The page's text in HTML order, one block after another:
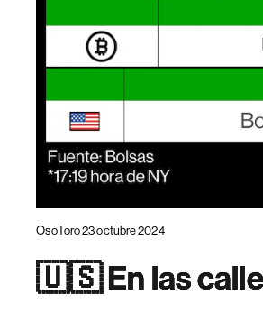
OsoToro 23 octubre 2024
🇺🇸 En las